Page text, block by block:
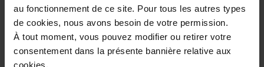
au fonctionnement de ce site. Pour tous les autres types
de cookies, nous avons besoin de votre permission.
À tout moment, vous pouvez modifier ou retirer votre
consentement dans la présente bannière relative aux
cookies.
Description